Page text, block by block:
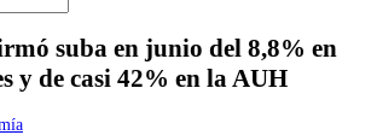
suba en junio del 8,8% en
y de casi 42% en la AUH